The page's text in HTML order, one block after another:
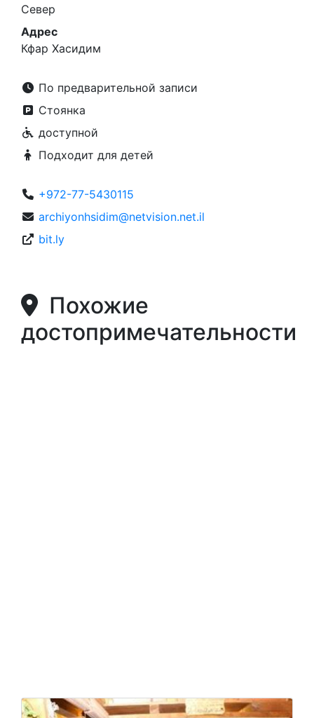
Север
Адрес
Кфар Хасидим
По предварительной записи
Стоянка
доступной
Подходит для детей
+972-77-5430115
archiyonhsidim@netvision.net.il
bit.ly
Похожие
достопримечательности